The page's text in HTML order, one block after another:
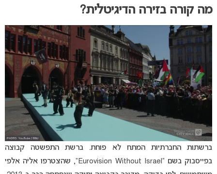
מה קורה בזירה הדיגיטלית?
ברשתות החברתיות המתח לא פוחת. ברשת התפשטה קבוצה
בפייסבוק בשם “Eurovision Without Israel”, שהצטרפו אליה אלפי